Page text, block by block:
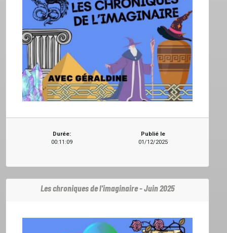
PODCASTS
EMISSIONS
Durée:
00:11:09
Publié le
01/12/2025
Les chroniques de l'imaginaire - Juin 2025